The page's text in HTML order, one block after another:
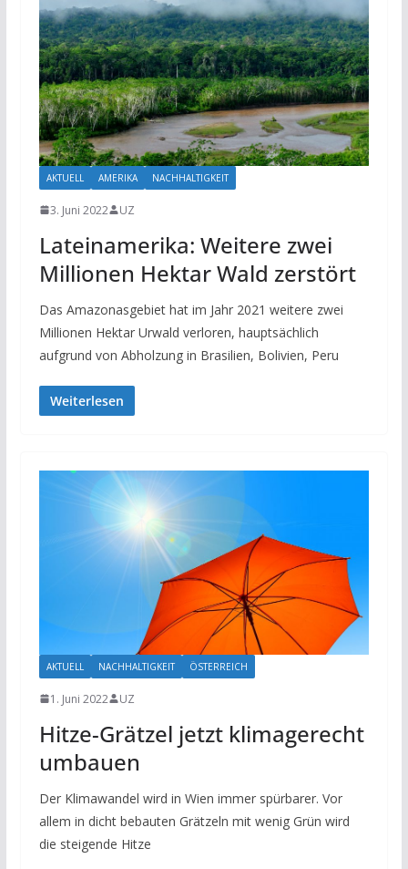
AKTUELL AMERIKA NACHHALTIGKEIT
3. Juni 2022 UZ
Lateinamerika: Weitere zwei
Millionen Hektar Wald zerstört
Das Amazonasgebiet hat im Jahr 2021 weitere zwei
Millionen Hektar Urwald verloren, hauptsächlich
aufgrund von Abholzung in Brasilien, Bolivien, Peru
Weiterlesen
AKTUELL NACHHALTIGKEIT ÖSTERREICH
1. Juni 2022 UZ
Hitze-Grätzel jetzt klimagerecht
umbauen
Der Klimawandel wird in Wien immer spürbarer. Vor
allem in dicht bebauten Grätzeln mit wenig Grün wird
die steigende Hitze